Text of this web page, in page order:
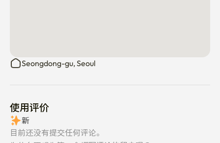
- 距东大门15分钟路程
- 弘益大学站 30分钟
[提供]
女王床 / 40英寸电视（可在奈飞、电视、优管频道上购
Seongdong-gu, Seoul
使用评价
新
目前还没有提交任何评论。